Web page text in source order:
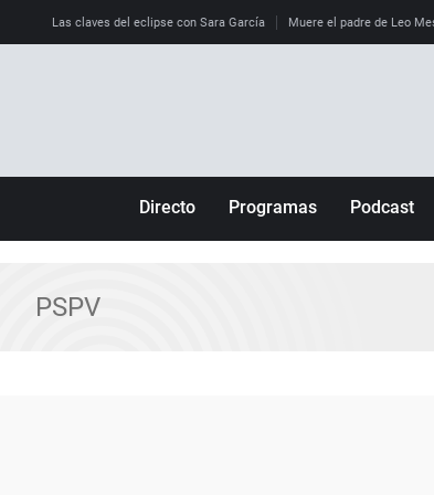
Las claves del eclipse con Sara García Muere el padre de Leo
Directo Programas Podcast
PSPV